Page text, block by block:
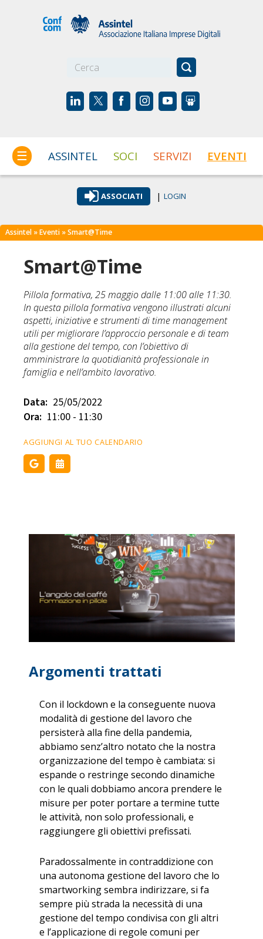
☰ ASSINTEL SOCI SERVIZI EVENTI
ASSOCIATI | LOGIN
Assintel »Eventi » Smart@Time
Smart@Time
Pillola formativa, 25 maggio dalle 11:00 alle 11:30.
In questa pillola formativa vengono illustrati alcuni
aspetti, iniziative e strumenti di time management
utili per migliorare l’approccio personale e di team
alla gestione del tempo, con l’obiettivo di
amministrare la quotidianità professionale in
famiglia e nell’ambito lavorativo.
Data: 25/05/2022
Ora: 11:00 - 11:30
AGGIUNGI AL TUO CALENDARIO
Argomenti trattati
Con il lockdown e la conseguente nuova
modalità di gestione del lavoro che
persisterà alla fine della pandemia,
abbiamo senz’altro notato che la nostra
organizzazione del tempo è cambiata: si
espande o restringe secondo dinamiche
con le quali dobbiamo ancora prendere le
misure per poter portare a termine tutte
le attività, non solo professionali, e
raggiungere gli obiettivi prefissati.
Paradossalmente in contraddizione con
una autonoma gestione del lavoro che lo
smartworking sembra indirizzare, si fa
sempre più strada la necessità di una
gestione del tempo condivisa con gli altri
e l’applicazione di regole comuni per